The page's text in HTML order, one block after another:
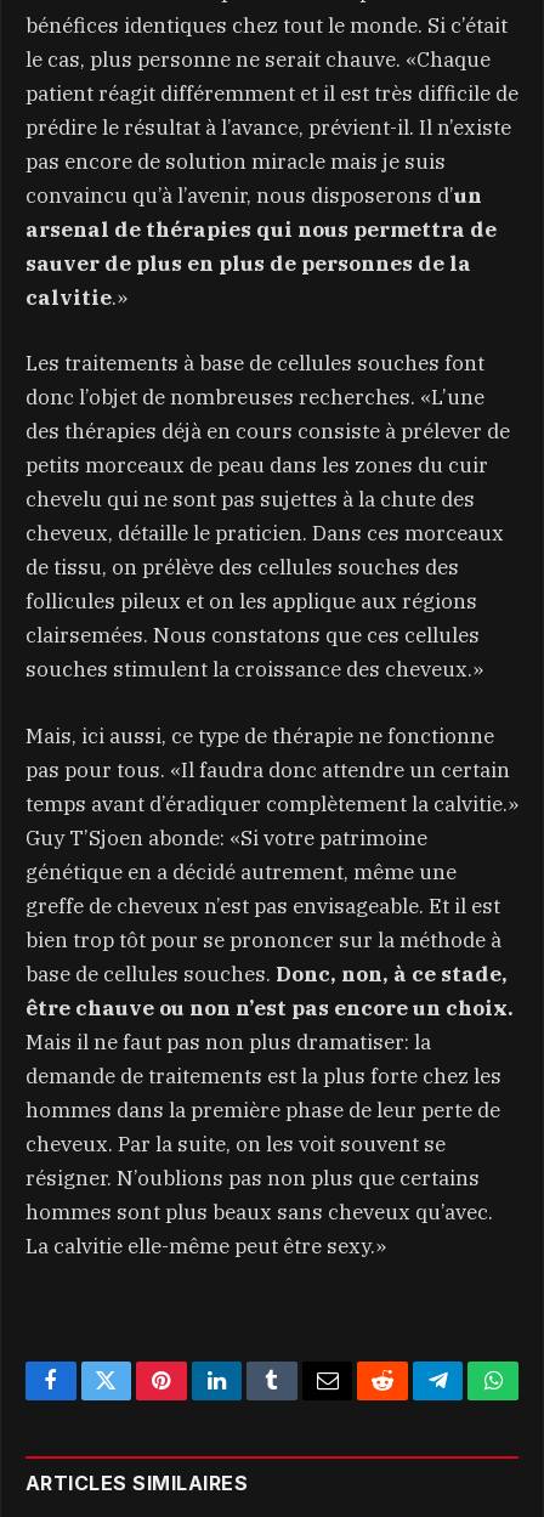
bénéfices identiques chez tout le monde. Si c’était
le cas, plus personne ne serait chauve. «Chaque
patient réagit différemment et il est très difficile de
prédire le résultat à l’avance, prévient-il. Il n’existe
pas encore de solution miracle mais je suis
convaincu qu’à l’avenir, nous disposerons d’un
arsenal de thérapies qui nous permettra de
sauver de plus en plus de personnes de la
calvitie.»
Les traitements à base de cellules souches font
donc l’objet de nombreuses recherches. «L’une
des thérapies déjà en cours consiste à prélever de
petits morceaux de peau dans les zones du cuir
chevelu qui ne sont pas sujettes à la chute des
cheveux, détaille le praticien. Dans ces morceaux
de tissu, on prélève des cellules souches des
follicules pileux et on les applique aux régions
clairsemées. Nous constatons que ces cellules
souches stimulent la croissance des cheveux.»
Mais, ici aussi, ce type de thérapie ne fonctionne
pas pour tous. «Il faudra donc attendre un certain
temps avant d’éradiquer complètement la calvitie.»
Guy T’Sjoen abonde: «Si votre patrimoine
génétique en a décidé autrement, même une
greffe de cheveux n’est pas envisageable. Et il est
bien trop tôt pour se prononcer sur la méthode à
base de cellules souches. Donc, non, à ce stade,
être chauve ou non n’est pas encore un choix.
Mais il ne faut pas non plus dramatiser: la
demande de traitements est la plus forte chez les
hommes dans la première phase de leur perte de
cheveux. Par la suite, on les voit souvent se
résigner. N’oublions pas non plus que certains
hommes sont plus beaux sans cheveux qu’avec.
La calvitie elle-même peut être sexy.»
FacebookTwitterPinterestLinkedInTumblrEmailRedditTelegram
ARTICLES SIMILAIRES